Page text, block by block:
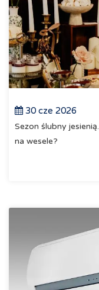
30 cze 2026
Sezon ślubny
na wesele?